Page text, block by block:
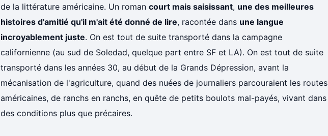
de la littérature américaine. Un roman court mais saisissant, une des meilleures
histoires d'amitié qu'il m'ait été donné de lire, racontée dans une langue
incroyablement juste. On est tout de suite transporté dans la campagne
californienne (au sud de Soledad, quelque part entre SF et LA). On est tout de suite
transporté dans les années 30, au début de la Grands Dépression, avant la
mécanisation de l'agriculture, quand des nuées de journaliers parcouraient les routes
américaines, de ranchs en ranchs, en quête de petits boulots mal-payés, vivant dans
des conditions plus que précaires.